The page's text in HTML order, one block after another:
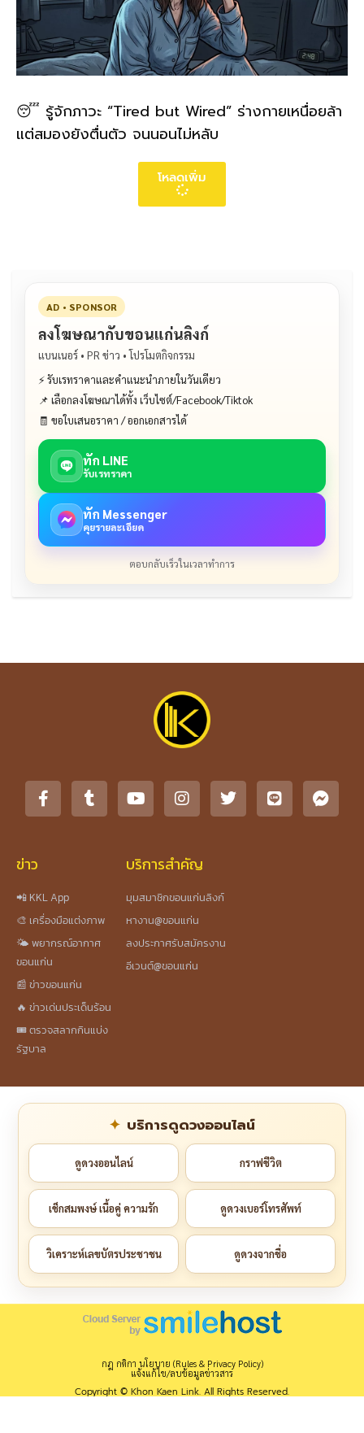
😴 รู้จักภาวะ “Tired but Wired” ร่างกายเหนื่อยล้า
แต่สมองยังตื่นตัว จนนอนไม่หลับ
โหลดเพิ่ม
AD • SPONSOR
ลงโฆษณากับขอนแก่นลิงก์
แบนเนอร์ • PR ข่าว • โปรโมตกิจกรรม
⚡ รับเรทราคาและคำแนะนำภายในวันเดียว
📌 เลือกลงโฆษณาได้ทั้ง เว็บไซต์/Facebook/Tiktok
🧾 ขอใบเสนอราคา / ออกเอกสารได้
ทัก LINE
รับเรทราคา
ทัก Messenger
คุยรายละเอียด
ตอบกลับเร็วในเวลาทำการ
ข่าว
📲 KKL App
🎨 เครื่องมือแต่งภาพ
🌤️ พยากรณ์อากาศ
ขอนแก่น
📰 ข่าวขอนแก่น
🔥 ข่าวเด่นประเด็นร้อน
🎟️ ตรวจสลากกินแบ่ง
รัฐบาล
บริการสำคัญ
มุมสมาชิกขอนแก่นลิงก์
หางาน@ขอนแก่น
ลงประกาศรับสมัครงาน
อีเวนต์@ขอนแก่น
บริการดูดวงออนไลน์
ดูดวงออนไลน์ กราฟชีวิต
เช็กสมพงษ์ เนื้อคู่ ความรัก ดูดวงเบอร์โทรศัพท์
วิเคราะห์เลขบัตรประชาชน ดูดวงจากชื่อ
กฎ กติกา นโยบาย (Rules & Privacy Policy)
แจ้งแก้ไข/ลบข้อมูลข่าวสาร
Copyright © Khon Kaen Link. All Rights Reserved.